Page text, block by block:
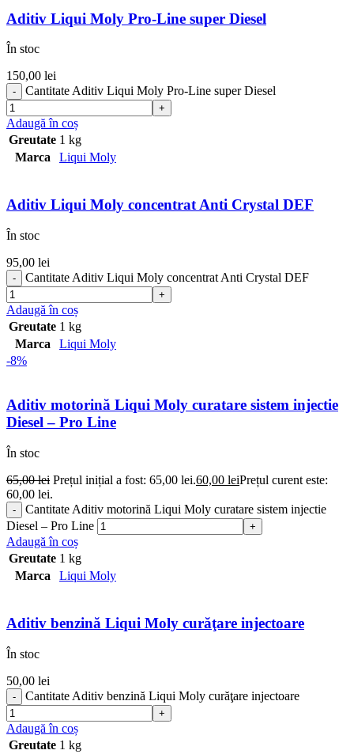
Aditiv Liqui Moly Pro-Line super Diesel
În stoc
150,00 lei
Cantitate Aditiv Liqui Moly Pro-Line super Diesel
Adaugă în coș
Greutate 1 kg
Marca
Liqui Moly
Aditiv Liqui Moly concentrat Anti Crystal DEF
În stoc
95,00 lei
Cantitate Aditiv Liqui Moly concentrat Anti Crystal DEF
Adaugă în coș
Greutate 1 kg
Marca
Liqui Moly
-8%
Aditiv motorină Liqui Moly curatare sistem injectie
Diesel – Pro Line
În stoc
65,00lei Prețul inițial a fost: 65,00 lei.60,00 leiPrețul curent este:
60,00 lei.
Cantitate Aditiv motorină Liqui Moly curatare sistem injectie
Diesel – Pro Line
Adaugă în coș
Greutate 1 kg
Marca
Liqui Moly
Aditiv benzină Liqui Moly curăţare injectoare
În stoc
50,00 lei
Cantitate Aditiv benzină Liqui Moly curăţare injectoare
Adaugă în coș
Greutate 1 kg